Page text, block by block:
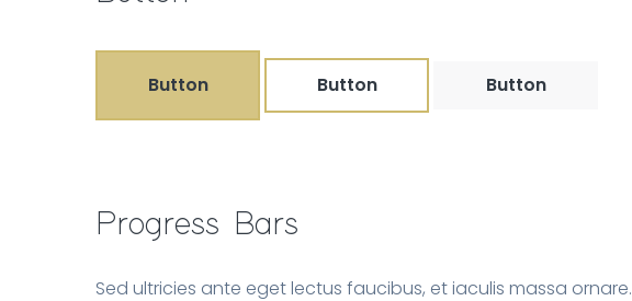
Button Button Button
Progress Bars
Sed ultricies ante eget lectus faucibus, et iaculis massa ornare.